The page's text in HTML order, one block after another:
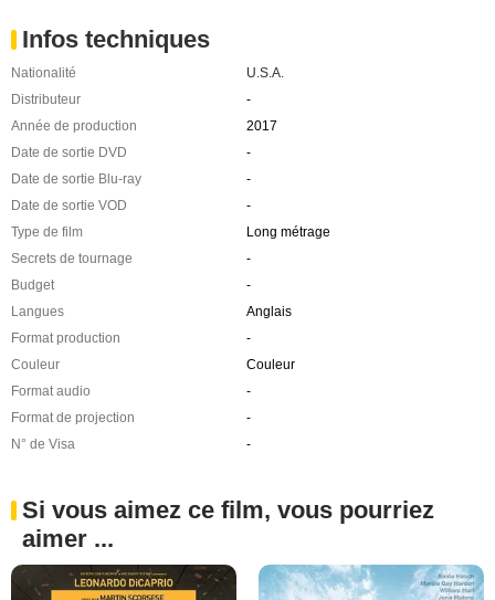
Infos techniques
Nationalité
U.S.A.
Distributeur
-
Année de production
2017
Date de sortie DVD
-
Date de sortie Blu-ray
-
Date de sortie VOD
-
Type de film
Long métrage
Secrets de tournage
-
Budget
-
Langues
Anglais
Format production
-
Couleur
Couleur
Format audio
-
Format de projection
-
N° de Visa
-
Si vous aimez ce film, vous pourriez
aimer ...